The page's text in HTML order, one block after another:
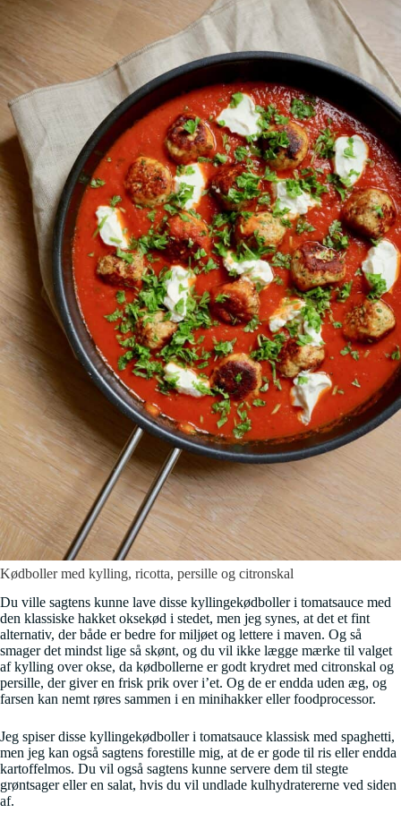
Kødboller med kylling, ricotta, persille og citronskal
Du ville sagtens kunne lave disse kyllingekødboller i tomatsauce med
den klassiske hakket oksekød i stedet, men jeg synes, at det et fint
alternativ, der både er bedre for miljøet og lettere i maven. Og så
smager det mindst lige så skønt, og du vil ikke lægge mærke til valget
af kylling over okse, da kødbollerne er godt krydret med citronskal og
persille, der giver en frisk prik over i’et. Og de er endda uden æg, og
farsen kan nemt røres sammen i en minihakker eller foodprocessor.
Jeg spiser disse kyllingekødboller i tomatsauce klassisk med spaghetti,
men jeg kan også sagtens forestille mig, at de er gode til ris eller endda
kartoffelmos. Du vil også sagtens kunne servere dem til stegte
grøntsager eller en salat, hvis du vil undlade kulhydratererne ved siden
af.